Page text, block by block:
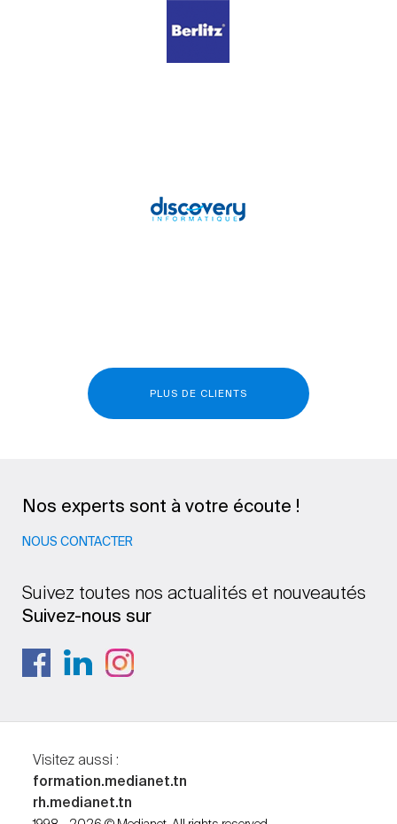
PLUS DE CLIENTS
Nos experts sont à votre écoute !
NOUS CONTACTER
Suivez toutes nos actualités et nouveautés
Suivez-nous sur
Visitez aussi :
formation.medianet.tn
rh.medianet.tn